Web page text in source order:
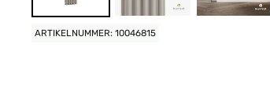
ARTIKELNUMMER: 10046815